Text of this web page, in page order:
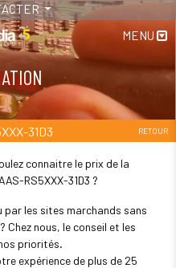
MENU
31D3 RETOUR
connaitre le prix de la
RS5XXX-31D3 ?
par les sites marchands sans
Chez nous, le conseil et les
priorités.
expérience de plus de 25